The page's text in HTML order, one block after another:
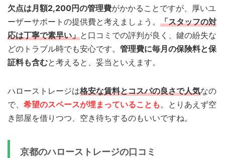
欠点は月額2,200円の管理費がかかることですが、厚いユ
ーザーサポートの提供費と考えましょう。 「スタッフの対
応は丁寧で素早い」と口コミでの評判が良く、鍵の紛失な
どのトラブル時でも安心です。 管理費に毎月の保険料と保
証料も含むと考えると、妥当といえます。
ハローストレージは格安な賃料とコスパの良さで人気なの
で、 希望のスペースが埋まっていることも。とりあえず空
き部屋を借りつつ、空き待ちするのもいいですね。
京都のハローストレージの口コミ